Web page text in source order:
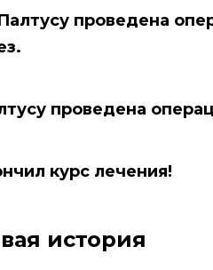
проведена
проведена
курс лечения!
история